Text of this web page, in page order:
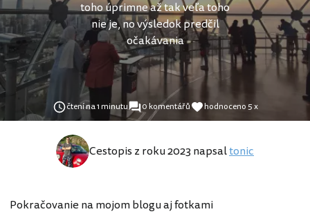
toho úprimne až tak veľa toho
nie je, no výsledok predčil
očakávania
čtení na 1 minutu 0 komentářů hodnoceno 5 x
Cestopis z roku 2023 napsaltonic
Pokračovanie na mojom blogu aj fotkami